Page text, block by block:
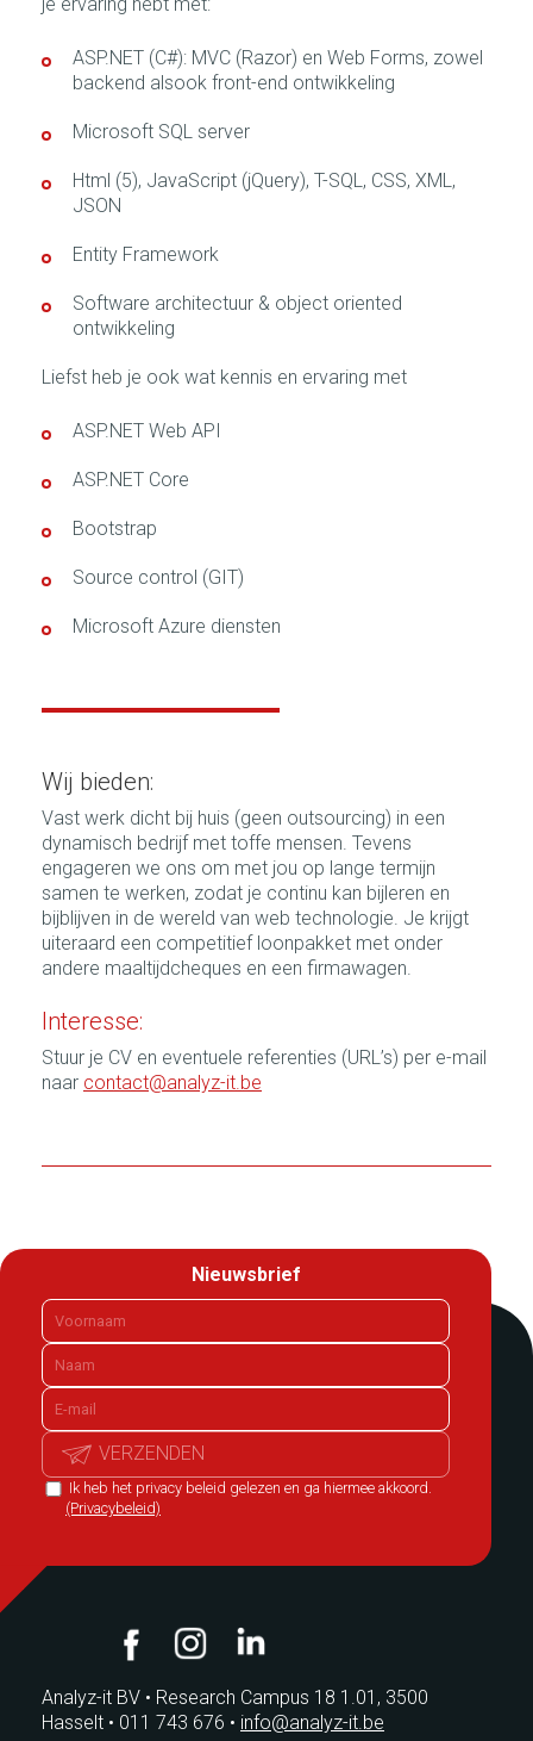
ASP.NET (C#): MVC (Razor) en Web Forms, zowel
backend alsook front-end ontwikkeling
Microsoft SQL server
Html (5), JavaScript (jQuery), T-SQL, CSS, XML,
JSON
Entity Framework
Software architectuur & object oriented
ontwikkeling
Liefst heb je ook wat kennis en ervaring met
ASP.NET Web API
ASP.NET Core
Bootstrap
Source control (GIT)
Microsoft Azure diensten
Wij bieden:
Vast werk dicht bij huis (geen outsourcing) in een
dynamisch bedrijf met toffe mensen. Tevens
engageren we ons om met jou op lange termijn
samen te werken, zodat je continu kan bijleren en
bijblijven in de wereld van web technologie. Je krijgt
uiteraard een competitief loonpakket met onder
andere maaltijdcheques en een firmawagen.
Interesse:
Stuur je CV en eventuele referenties (URL’s) per e-mail
naar contact@analyz-it.be
Nieuwsbrief
Ik heb het privacy beleid gelezen en ga hiermee akkoord.
(Privacybeleid)
VERZENDEN
Analyz-it BV • Research Campus 18 1.01, 3500
Hasselt • 011 743 676 • info@analyz-it.be